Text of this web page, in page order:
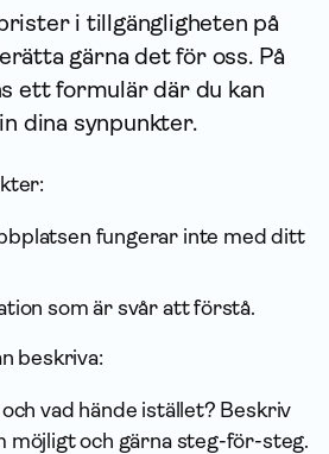
i tillgängligheten på
gärna det för oss. På
ett formulär där du kan
dina synpunkter.
fungerar inte med ditt
som är svår att förstå.
beskriva:
vad hände istället? Beskriv
möjligt och gärna steg-för-steg.